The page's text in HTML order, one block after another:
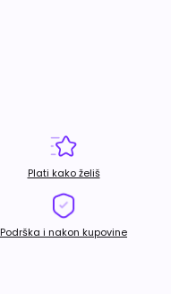
Plati kako želiš
Podrška i nakon kupovine